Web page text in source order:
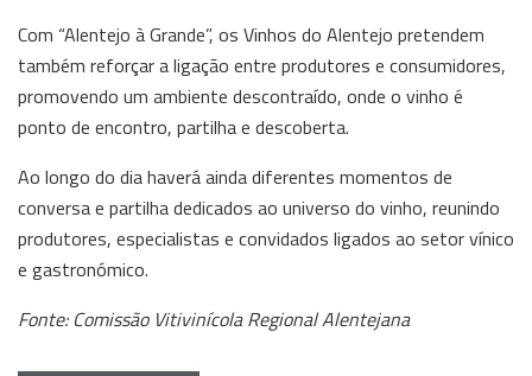
Com “Alentejo à Grande”, os Vinhos do Alentejo pretendem
também reforçar a ligação entre produtores e consumidores,
promovendo um ambiente descontraído, onde o vinho é
ponto de encontro, partilha e descoberta.
Ao longo do dia haverá ainda diferentes momentos de
conversa e partilha dedicados ao universo do vinho, reunindo
produtores, especialistas e convidados ligados ao setor vínico
e gastronómico.
Fonte: Comissão Vitivinícola Regional Alentejana